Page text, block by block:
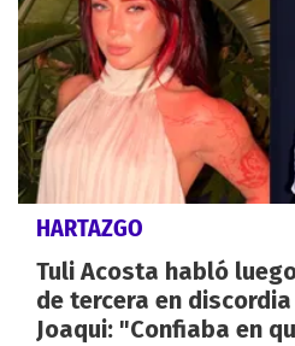
HARTAZGO
Tuli Acosta habló
de tercera en discordia
Joaqui: "Confiaba en